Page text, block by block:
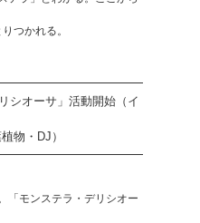
つかれる。
シオーサ」活動開始（イ
物・DJ）
「モンステラ・デリシオー